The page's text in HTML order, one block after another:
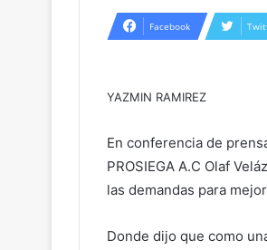
Facebook
YAZMIN RAMIREZ
En conferencia de
PROSIEGA A.C Olaf
las demandas para
Donde dijo que como